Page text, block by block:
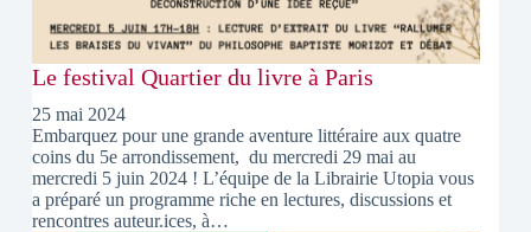
Le festival Quartier du livre à Paris
25 mai 2024
Embarquez pour une grande aventure littéraire aux quatre
coins du 5e arrondissement, du mercredi 29 mai au
mercredi 5 juin 2024 ! L’équipe de la Librairie Utopia vous
a préparé un programme riche en lectures, discussions et
rencontres auteur.ices, à…